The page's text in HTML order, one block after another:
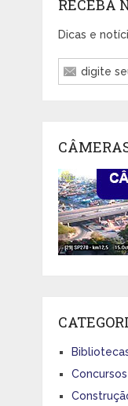
RECEBA
Dicas e